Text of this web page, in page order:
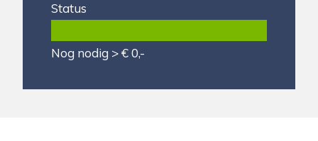
Status
Nog nodig > € 0,-